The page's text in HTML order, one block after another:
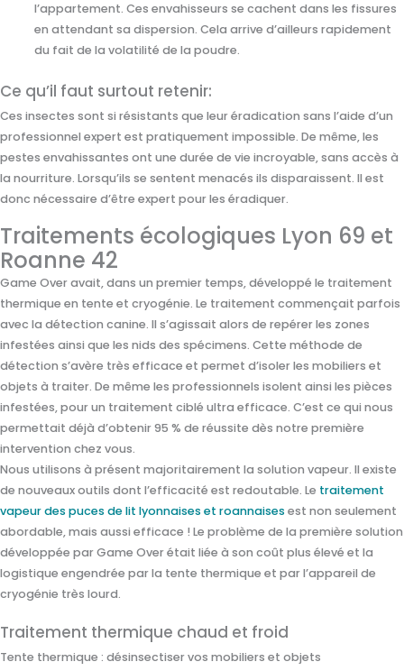
l’appartement. Ces envahisseurs se cachent dans les fissures
en attendant sa dispersion. Cela arrive d’ailleurs rapidement
du fait de la volatilité de la poudre.
Ce qu’il faut surtout retenir:
Ces insectes sont si résistants que leur éradication sans l’aide d’un
professionnel expert est pratiquement impossible. De même, les
pestes envahissantes ont une durée de vie incroyable, sans accès à
la nourriture. Lorsqu’ils se sentent menacés ils disparaissent. Il est
donc nécessaire d’être expert pour les éradiquer.
Traitements écologiques Lyon 69 et
Roanne 42
Game Over avait, dans un premier temps, développé le traitement
thermique en tente et cryogénie. Le traitement commençait parfois
avec la détection canine. Il s’agissait alors de repérer les zones
infestées ainsi que les nids des spécimens. Cette méthode de
détection s’avère très efficace et permet d’isoler les mobiliers et
objets à traiter. De même les professionnels isolent ainsi les pièces
infestées, pour un traitement ciblé ultra efficace. C’est ce qui nous
permettait déjà d’obtenir 95 % de réussite dès notre première
intervention chez vous.
Nous utilisons à présent majoritairement la solution vapeur. Il existe
de nouveaux outils dont l’efficacité est redoutable. Le traitement
vapeur des puces de lit lyonnaises et roannaises est non seulement
abordable, mais aussi efficace ! Le problème de la première solution
développée par Game Over était liée à son coût plus élevé et la
logistique engendrée par la tente thermique et par l’appareil de
cryogénie très lourd.
Traitement thermique chaud et froid
Tente thermique : désinsectiser vos mobiliers et objets